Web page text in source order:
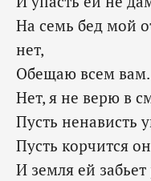
На семь бед мой
нет,
Обещаю всем вам.
Нет, я не верю в
Пусть ненависть
Пусть корчится
И земля ей забьет